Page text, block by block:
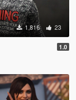
1,816 23
1.0